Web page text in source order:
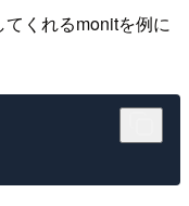
くれるmonitを例に